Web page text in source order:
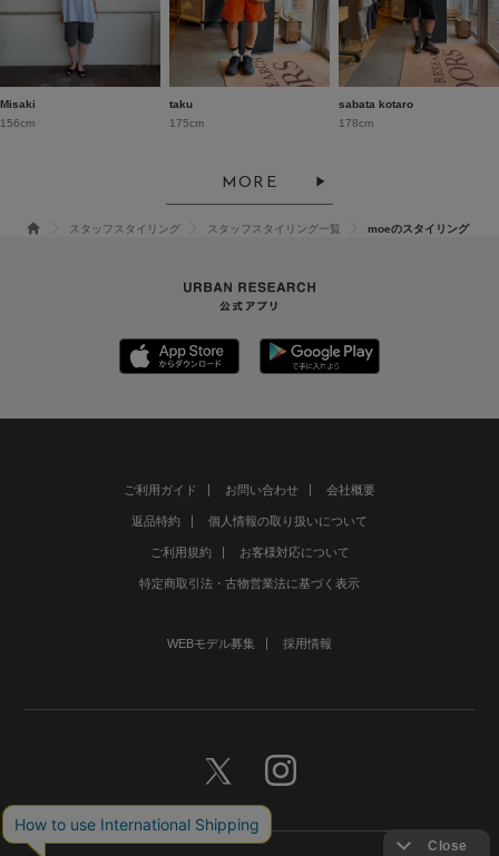
Misaki
156cm
taku
175cm
sabata kotaro
178cm
MORE
スタッフスタイリング スタッフスタイリング一覧 moeのスタイリング
ご利用ガイド お問い合わせ 会社概要
返品特約 個人情報の取り扱いについて
ご利用規約 お客様対応について
特定商取引法・古物営業法に基づく表示
WEBモデル募集 採用情報